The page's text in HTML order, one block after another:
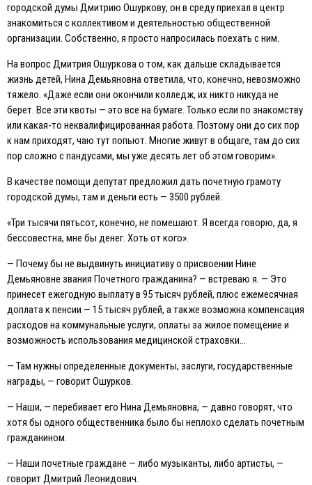
городской думы Дмитрию Ошуркову, он в среду приехал в центр
знакомиться с коллективом и деятельностью общественной
организации. Собственно, я просто напросилась поехать с ним.
На вопрос Дмитрия Ошуркова о том, как дальше складывается
жизнь детей, Нина Демьяновна ответила, что, конечно, невозможно
тяжело. «Даже если они окончили колледж, их никто никуда не
берет. Все эти квоты — это все на бумаге. Только если по знакомству
или какая-то неквалифицированная работа. Поэтому они до сих пор
к нам приходят, чаю тут попьют. Многие живут в общаге, там до сих
пор сложно с пандусами, мы уже десять лет об этом говорим».
В качестве помощи депутат предложил дать почетную грамоту
городской думы, там и деньги есть — 3500 рублей.
«Три тысячи пятьсот, конечно, не помешают. Я всегда говорю, да, я
бессовестна, мне бы денег. Хоть от кого».
— Почему бы не выдвинуть инициативу о присвоении Нине
Демьяновне звания Почетного гражданина? — встреваю я. — Это
принесет ежегодную выплату в 95 тысяч рублей, плюс ежемесячная
доплата к пенсии — 15 тысяч рублей, а также возможна компенсация
расходов на коммунальные услуги, оплаты за жилое помещение и
возможность использования медицинской страховки…
— Там нужны определенные документы, заслуги, государственные
награды, — говорит Ошурков.
— Наши, — перебивает его Нина Демьяновна, — давно говорят, что
хотя бы одного общественника было бы неплохо сделать почетным
гражданином.
— Наши почетные граждане — либо музыканты, либо артисты, —
говорит Дмитрий Леонидович.